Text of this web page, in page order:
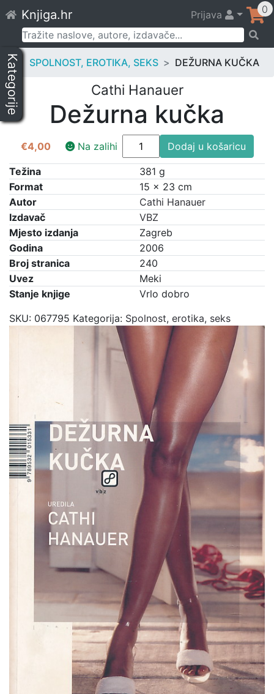
to
content
Knjiga.hr Prijava 0
Pretraži:
Kategorije SPOLNOST, EROTIKA, SEKS DEŽURNA KUČKA
Cathi Hanauer
Dežurna kučka
€4,00 Na zalihi
Dežurna
kučka
količina
Dodaj u košaricu
Težina
381 g
Format
15 × 23 cm
Autor
Cathi Hanauer
Izdavač
VBZ
Mjesto izdanja
Zagreb
Godina
2006
Broj stranica
240
Uvez
Meki
Stanje knjige
Vrlo dobro
SKU: 067795 Kategorija: Spolnost, erotika, seks